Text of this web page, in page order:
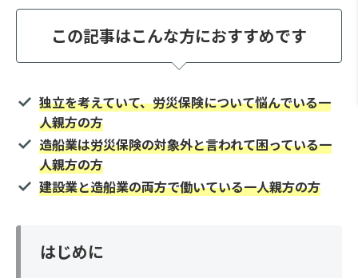
この記事はこんな方におすすめです
独立を考えていて、労災保険について悩んでいる一
人親方の方
造船業は労災保険の対象外と言われて困っている一
人親方の方
建設業と造船業の両方で働いている一人親方の方
はじめに